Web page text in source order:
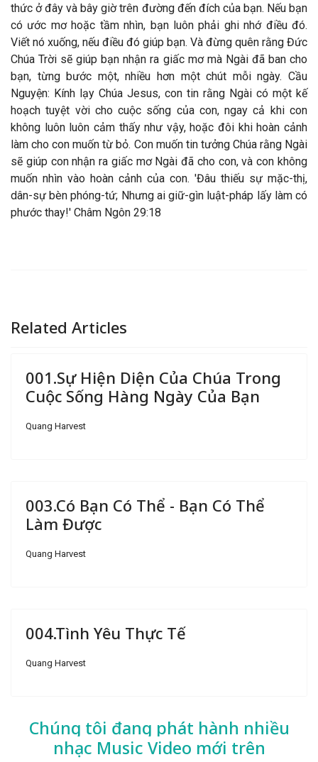
thức ở đây và bây giờ trên đường đến đích của bạn. Nếu bạn
có ước mơ hoặc tầm nhìn, bạn luôn phải ghi nhớ điều đó.
Viết nó xuống, nếu điều đó giúp bạn. Và đừng quên rằng Đức
Chúa Trời sẽ giúp bạn nhận ra giấc mơ mà Ngài đã ban cho
bạn, từng bước một, nhiều hơn một chút mỗi ngày. Cầu
Nguyện: Kính lạy Chúa Jesus, con tin rằng Ngài có một kế
hoạch tuyệt vời cho cuộc sống của con, ngay cả khi con
không luôn luôn cảm thấy như vậy, hoặc đôi khi hoàn cảnh
làm cho con muốn từ bỏ. Con muốn tin tưởng Chúa rằng Ngài
sẽ giúp con nhận ra giấc mơ Ngài đã cho con, và con không
muốn nhìn vào hoàn cảnh của con. 'Đâu thiếu sự mặc-thị,
dân-sự bèn phóng-tứ; Nhưng ai giữ-gìn luật-pháp lấy làm có
phước thay!' Châm Ngôn 29:18
Related Articles
001.Sự Hiện Diện Của Chúa Trong
Cuộc Sống Hàng Ngày Của Bạn
Quang Harvest
003.Có Bạn Có Thể - Bạn Có Thể
Làm Được
Quang Harvest
004.Tình Yêu Thực Tế
Quang Harvest
Chúng tôi đang phát hành nhiều
nhạc Music Video mới trên